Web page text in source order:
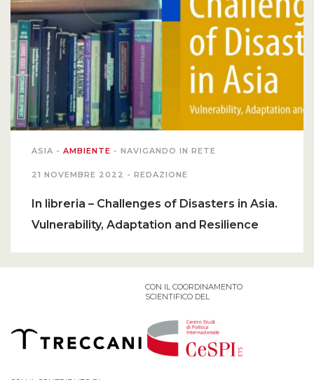
ASIA - AMBIENTE - NAVIGANDO IN RETE
21 NOVEMBRE 2022 - REDAZIONE
In libreria – Challenges of Disasters in Asia.
Vulnerability, Adaptation and Resilience
CON IL COORDINAMENTO
SCIENTIFICO DEL